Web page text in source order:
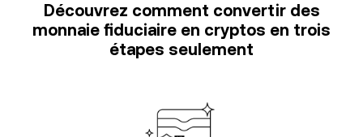
Découvrez comment convertir des
monnaie fiduciaire en cryptos en trois
étapes seulement